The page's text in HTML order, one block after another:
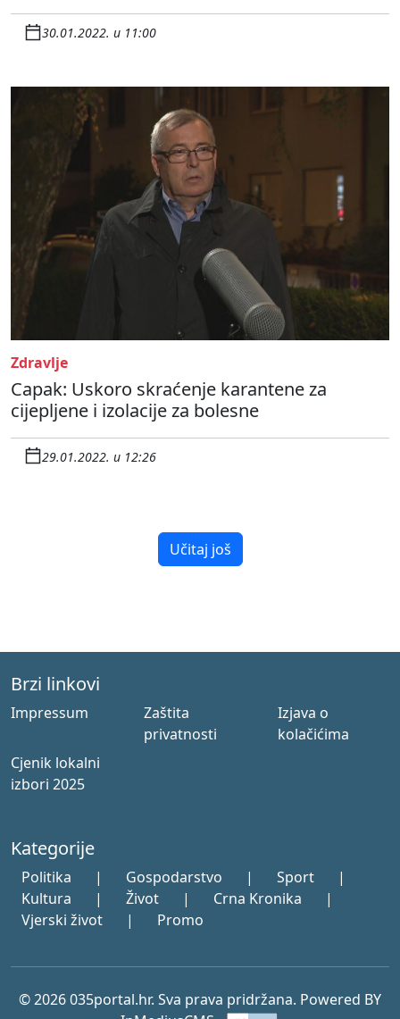
30.01.2022. u 11:00
Zdravlje
Capak: Uskoro skraćenje karantene za
cijepljene i izolacije za bolesne
29.01.2022. u 12:26
Učitaj još
Brzi linkovi
Impressum
Zaštita
privatnosti
Izjava o
kolačićima
Cjenik lokalni
izbori 2025
Kategorije
Politika | Gospodarstvo | Sport
|
Kultura
| Život | Crna Kronika
|
Vjerski život
| Promo
© 2026 035portal.hr. Sva prava pridržana. Powered BY